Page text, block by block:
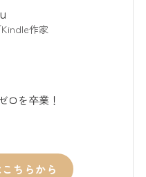
作家
を卒業！
ちらから